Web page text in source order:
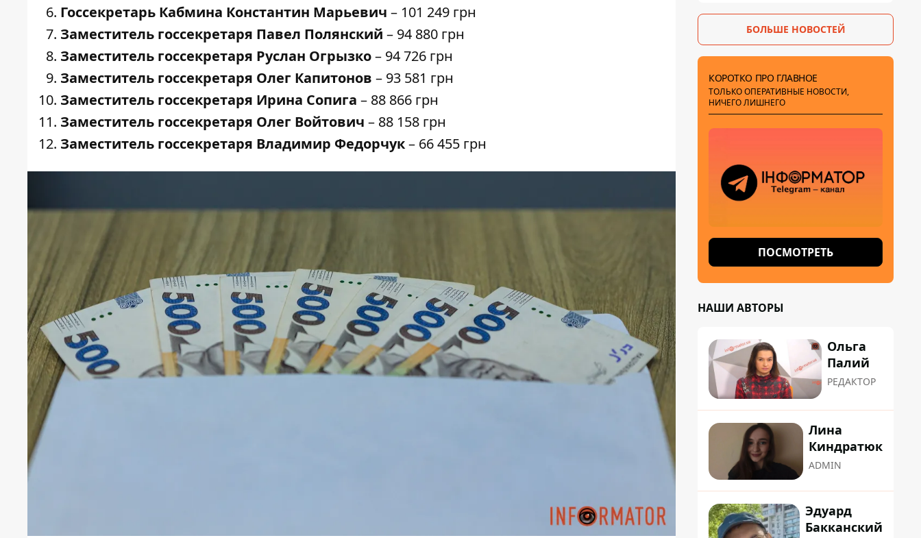
Госсекретарь Кабмина Константин Марьевич – 101 249 грн
Заместитель госсекретаря Павел Полянский – 94 880 грн
Заместитель госсекретаря Руслан Огрызко– 94 726 грн
Заместитель госсекретаря Олег Капитонов – 93 581 грн
Заместитель госсекретаря Ирина Сопига – 88 866 грн
Заместитель госсекретаря Олег Войтович – 88 158 грн
Заместитель госсекретаря Владимир Федорчук– 66 455 грн
дипломатической изоляции
БОЛЬШЕ НОВОСТЕЙ
КОРОТКО ПРО ГЛАВНОЕ
ТОЛЬКО ОПЕРАТИВНЫЕ НОВОСТИ,
НИЧЕГО ЛИШНЕГО
ПОСМОТРЕТЬ
НАШИ АВТОРЫ
Ольга
Палий
РЕДАКТОР
Лина
Киндратюк
ADMIN
Эдуард
Бакканский